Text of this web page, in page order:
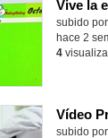
subido por
hace 2
4
subido por